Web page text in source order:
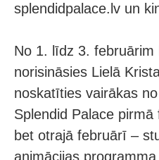
splendidpalace.lv un
No 1. līdz 3. februārim
norisināsies Lielā
noskatīties vairākas
Splendid Palace
bet otrajā februārī –
animācijas